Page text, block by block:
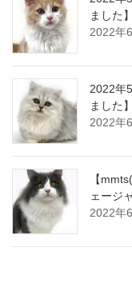
ました
2022年
2022年
ました
2022年
【
ェージ
2022年